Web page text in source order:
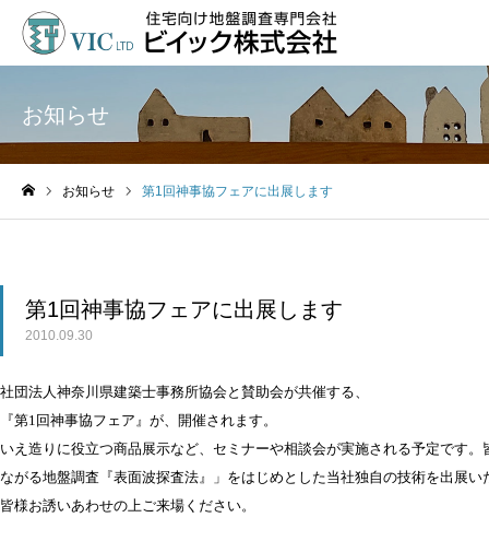
お知らせ
お知らせ 第1回神事協フェアに出展します
第1回神事協フェアに出展します
2010.09.30
社団法人神奈川県建築士事務所協会と賛助会が共催する、
『第1回神事協フェア』が、開催されます。
いえ造りに役立つ商品展示など、セミナーや相談会が実施される予定です
ながる地盤調査『表面波探査法』」をはじめとした当社独自の技術を出展い
皆様お誘いあわせの上ご来場ください。